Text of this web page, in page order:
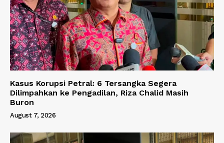
Kasus Korupsi Petral: 6 Tersangka Segera
Dilimpahkan ke Pengadilan, Riza Chalid Masih
Buron
August 7, 2026